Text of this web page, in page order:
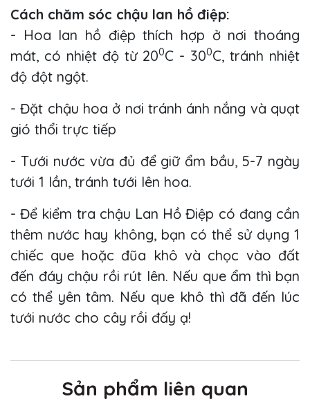
Cách chăm sóc chậu lan hồ điệp:
- Hoa lan hồ điệp thích hợp ở nơi thoáng
mát, có nhiệt độ từ 200C - 300C, tránh nhiệt
độ đột ngột.
- Đặt chậu hoa ở nơi tránh ánh nắng và quạt
gió thổi trực tiếp
- Tưới nước vừa đủ để giữ ẩm bầu, 5-7 ngày
tưới 1 lần, tránh tưới lên hoa.
- Để kiểm tra chậu Lan Hồ Điệp có đang cần
thêm nước hay không, bạn có thể sử dụng 1
chiếc que hoặc đũa khô và chọc vào đất
đến đáy chậu rồi rút lên. Nếu que ẩm thì bạn
có thể yên tâm. Nếu que khô thì đã đến lúc
tưới nước cho cây rồi đấy ạ!
Sản phẩm liên quan